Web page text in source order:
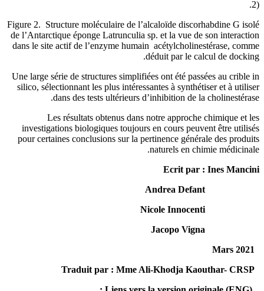
Figure 2.Structure moléculaire de
de l’Antarctique éponge
dans le site actif de l’enzyme
Une large série de structures
silico, sélectionnant les plus
dans des tests
Les résultats obtenus
investigations biologiques
pour certaines conclusions sur